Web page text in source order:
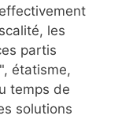
les
partis
étatisme,
temps de
solutions